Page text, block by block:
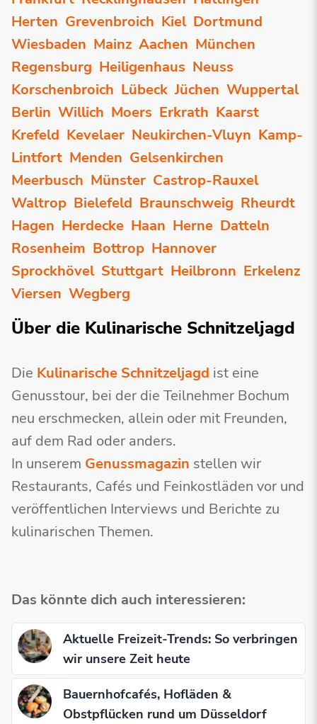
Herten Grevenbroich Kiel Dortmund
Wiesbaden Mainz Aachen München
Regensburg Heiligenhaus Neuss
Korschenbroich Lübeck Jüchen Wuppertal
Berlin Willich Moers Erkrath Kaarst
Krefeld Kevelaer Neukirchen-Vluyn Kamp-
Lintfort Menden Gelsenkirchen
Meerbusch Münster Castrop-Rauxel
Waltrop Bielefeld Braunschweig Rheurdt
Hagen Herdecke Haan Herne Datteln
Rosenheim Bottrop Hannover
Sprockhövel Stuttgart Heilbronn Erkelenz
Viersen Wegberg
Über die Kulinarische Schnitzeljagd
Die Kulinarische Schnitzeljagd ist eine
Genusstour, bei der die Teilnehmer Bochum
neu erschmecken, allein oder mit Freunden,
auf dem Rad oder anders.
In unserem Genussmagazin stellen wir
Restaurants, Cafés und Feinkostläden vor und
veröffentlichen Interviews und Berichte zu
kulinarischen Themen.
Das könnte dich auch interessieren:
Aktuelle Freizeit-Trends: So verbringen
wir unsere Zeit heute
Bauernhofcafés, Hofläden &
Obstpflücken rund um Düsseldorf